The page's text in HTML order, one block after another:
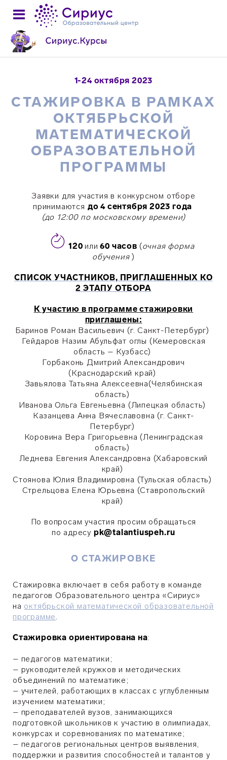
1-24 октября 2023
СТАЖИРОВКА В РАМКАХ
ОКТЯБРЬСКОЙ
МАТЕМАТИЧЕСКОЙ
ОБРАЗОВАТЕЛЬНОЙ
ПРОГРАММЫ
Заявки для участия в конкурсном отборе
принимаются до 4 сентября 2023 года
(до 12:00 по московскому времени)
120или 60 часов (очная форма
обучения)
СПИСОК УЧАСТНИКОВ, ПРИГЛАШЕННЫХ КО
2 ЭТАПУ ОТБОРА
К участию в программе стажировки
приглашены:
Баринов Роман Васильевич (г. Санкт-Петербург)
Гейдаров Назим Абульфат оглы (Кемеровская
область – Кузбасс)
Горбаконь Дмитрий Александрович
(Краснодарский край)
Завьялова Татьяна Алексеевна(Челябинская
область)
Иванова Ольга Евгеньевна (Липецкая область)
Казанцева Анна Вячеславовна (г. Санкт-
Петербург)
Коровина Вера Григорьевна (Ленинградская
область)
Леднева Евгения Александровна (Хабаровский
край)
Стоянова Юлия Владимировна (Тульская область)
Стрельцова Елена Юрьевна (Ставропольский
край)
По вопросам участия просим обращаться
по адресу pk@talantiuspeh.ru
О СТАЖИРОВКЕ
Стажировка включает в себя работу в команде
педагогов Образовательного центра «Сириус»
на октябрьской математической образовательной
программе.
Стажировка ориентирована на:
– педагогов математики;
– руководителей кружков и методических
объединений по математике;
– учителей, работающих в классах с углубленным
изучением математики;
– преподавателей вузов, занимающихся
подготовкой школьников к участию в олимпиадах,
конкурсах и соревнованиях по математике;
– педагогов региональных центров выявления,
поддержки и развития способностей и талантов у